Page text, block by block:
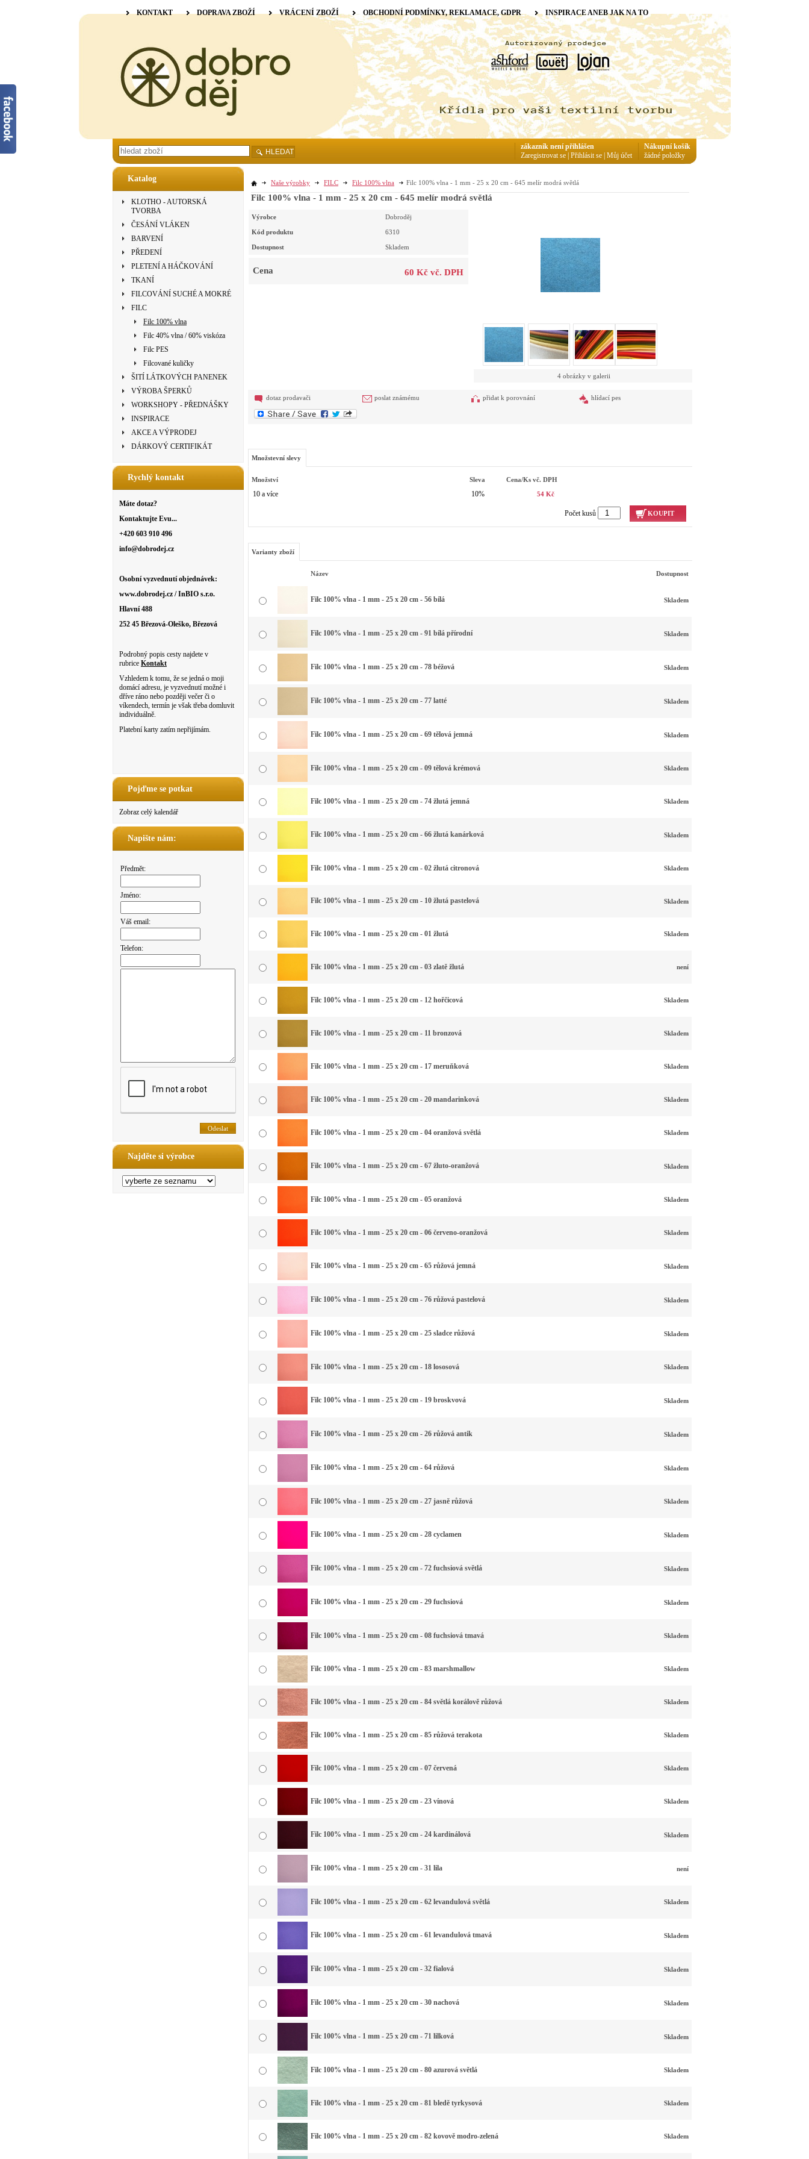
Katalog
KLOTHO - AUTORSKÁ
TVORBA
ČESÁNÍ VLÁKEN
BARVENÍ
PŘEDENÍ
PLETENÍ A HÁČKOVÁNÍ
TKANÍ
FILCOVÁNÍ SUCHÉ A MOKRÉ
FILC
Filc 100% vlna
Filc 40% vlna / 60% viskóza
Filc PES
Filcované kuličky
ŠITÍ LÁTKOVÝCH PANENEK
VÝROBA ŠPERKŮ
WORKSHOPY - PŘEDNÁŠKY
INSPIRACE
AKCE A VÝPRODEJ
DÁRKOVÝ CERTIFIKÁT
Rychlý kontakt
Máte dotaz?
Kontaktujte Evu...
+420 603 910 496
info@dobrodej.cz
Osobní vyzvednutí objednávek:
www.dobrodej.cz / InBIO s.r.o.
Hlavní 488
252 45 Březová-Oleško, Březová
Podrobný popis cesty najdete v
rubrice Kontakt
Vzhledem k tomu, že se jedná o moji
domácí adresu, je vyzvednutí možné i
dříve ráno nebo později večer či o
víkendech, termín je však třeba domluvit
individuálně.
Platební karty zatím nepřijímám.
Pojďme se potkat
Zobraz celý kalendář
Napište nám:
Předmět:
Jméno:
Váš email:
Telefon:
Najděte si výrobce
Naše výrobky FILC Filc 100% vlna Filc 100% vlna - 1 mm - 25 x 20 cm - 645 melír modrá světlá
Filc 100% vlna - 1 mm - 25 x 20 cm - 645 melír modrá světlá
Výrobce Dobroděj
Kód produktu 6310
Dostupnost Skladem
Cena 60 Kč vč. DPH
4 obrázky v galerii
dotaz prodavači poslat známému přidat k porovnání hlídací pes
Množstevní slevy
Množství Sleva Cena/ks vč. DPH
10 a více 10% 54 Kč
Počet kusů KOUPIT
Varianty zboží
Název Dostupnost
Filc 100% vlna - 1 mm - 25 x 20 cm - 56 bílá Skladem
Filc 100% vlna - 1 mm - 25 x 20 cm - 91 bílá přírodní Skladem
Filc 100% vlna - 1 mm - 25 x 20 cm - 78 béžová Skladem
Filc 100% vlna - 1 mm - 25 x 20 cm - 77 latté Skladem
Filc 100% vlna - 1 mm - 25 x 20 cm - 69 tělová jemná Skladem
Filc 100% vlna - 1 mm - 25 x 20 cm - 09 tělová krémová Skladem
Filc 100% vlna - 1 mm - 25 x 20 cm - 74 žlutá jemná Skladem
Filc 100% vlna - 1 mm - 25 x 20 cm - 66 žlutá kanárková Skladem
Filc 100% vlna - 1 mm - 25 x 20 cm - 02 žlutá citronová Skladem
Filc 100% vlna - 1 mm - 25 x 20 cm - 10 žlutá pastelová Skladem
Filc 100% vlna - 1 mm - 25 x 20 cm - 01 žlutá Skladem
Filc 100% vlna - 1 mm - 25 x 20 cm - 03 zlatě žlutá není
Filc 100% vlna - 1 mm - 25 x 20 cm - 12 hořčicová Skladem
Filc 100% vlna - 1 mm - 25 x 20 cm - 11 bronzová Skladem
Filc 100% vlna - 1 mm - 25 x 20 cm - 17 meruňková Skladem
Filc 100% vlna - 1 mm - 25 x 20 cm - 20 mandarinková Skladem
Filc 100% vlna - 1 mm - 25 x 20 cm - 04 oranžová světlá Skladem
Filc 100% vlna - 1 mm - 25 x 20 cm - 67 žluto-oranžová Skladem
Filc 100% vlna - 1 mm - 25 x 20 cm - 05 oranžová Skladem
Filc 100% vlna - 1 mm - 25 x 20 cm - 06 červeno-oranžová Skladem
Filc 100% vlna - 1 mm - 25 x 20 cm - 65 růžová jemná Skladem
Filc 100% vlna - 1 mm - 25 x 20 cm - 76 růžová pastelová Skladem
Filc 100% vlna - 1 mm - 25 x 20 cm - 25 sladce růžová Skladem
Filc 100% vlna - 1 mm - 25 x 20 cm - 18 lososová Skladem
Filc 100% vlna - 1 mm - 25 x 20 cm - 19 broskvová Skladem
Filc 100% vlna - 1 mm - 25 x 20 cm - 26 růžová antik Skladem
Filc 100% vlna - 1 mm - 25 x 20 cm - 64 růžová Skladem
Filc 100% vlna - 1 mm - 25 x 20 cm - 27 jasně růžová Skladem
Filc 100% vlna - 1 mm - 25 x 20 cm - 28 cyclamen Skladem
Filc 100% vlna - 1 mm - 25 x 20 cm - 72 fuchsiová světlá Skladem
Filc 100% vlna - 1 mm - 25 x 20 cm - 29 fuchsiová Skladem
Filc 100% vlna - 1 mm - 25 x 20 cm - 08 fuchsiová tmavá Skladem
Filc 100% vlna - 1 mm - 25 x 20 cm - 83 marshmallow Skladem
Filc 100% vlna - 1 mm - 25 x 20 cm - 84 světlá korálově růžová Skladem
Filc 100% vlna - 1 mm - 25 x 20 cm - 85 růžová terakota Skladem
Filc 100% vlna - 1 mm - 25 x 20 cm - 07 červená Skladem
Filc 100% vlna - 1 mm - 25 x 20 cm - 23 vínová Skladem
Filc 100% vlna - 1 mm - 25 x 20 cm - 24 kardinálová Skladem
Filc 100% vlna - 1 mm - 25 x 20 cm - 31 lila není
Filc 100% vlna - 1 mm - 25 x 20 cm - 62 levandulová světlá Skladem
Filc 100% vlna - 1 mm - 25 x 20 cm - 61 levandulová tmavá Skladem
Filc 100% vlna - 1 mm - 25 x 20 cm - 32 fialová Skladem
Filc 100% vlna - 1 mm - 25 x 20 cm - 30 nachová Skladem
Filc 100% vlna - 1 mm - 25 x 20 cm - 71 lilková Skladem
Filc 100% vlna - 1 mm - 25 x 20 cm - 80 azurová světlá Skladem
Filc 100% vlna - 1 mm - 25 x 20 cm - 81 bledě tyrkysová Skladem
Filc 100% vlna - 1 mm - 25 x 20 cm - 82 kovově modro-zelená Skladem
KONTAKT DOPRAVA ZBOŽÍ VRÁCENÍ ZBOŽÍ OBCHODNÍ PODMÍNKY, REKLAMACE, GDPR INSPIRACE ANEB JAK NA TO
HLEDAT
Nákupní košík
žádné položky
zákazník není přihlášen
Zaregistrovat se Přihlásit se Můj účet